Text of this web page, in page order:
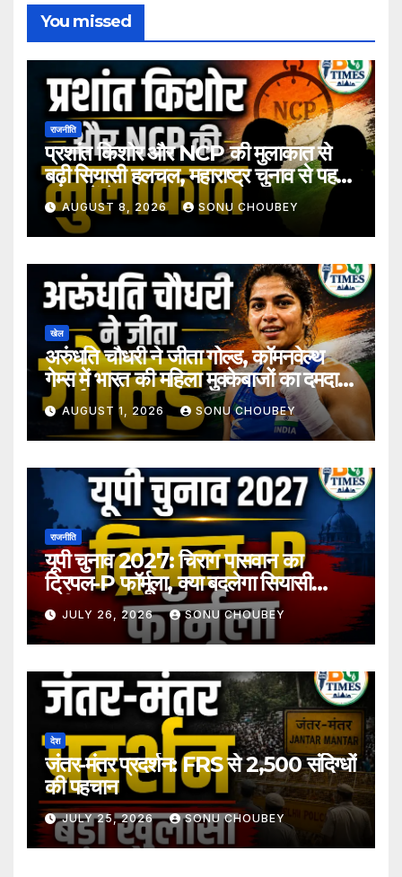
You missed
राजनीति
प्रशांत किशोर और NCP की मुलाकात से
बढ़ी सियासी हलचल, महाराष्ट्र चुनाव से पहले
अटकलें तेज
AUGUST 8, 2026 SONU CHOUBEY
खेल
अरुंधति चौधरी ने जीता गोल्ड, कॉमनवेल्थ
गेम्स में भारत की महिला मुक्केबाजों का दमदार
प्रदर्शन
AUGUST 1, 2026 SONU CHOUBEY
राजनीति
यूपी चुनाव 2027: चिराग पासवान का
ट्रिपल-P फॉर्मूला, क्या बदलेगा सियासी
समीकरण?
JULY 26, 2026 SONU CHOUBEY
देश
जंतर-मंतर प्रदर्शन: FRS से 2,500 संदिग्धों
की पहचान
JULY 25, 2026 SONU CHOUBEY